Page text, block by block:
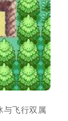
与飞行双属